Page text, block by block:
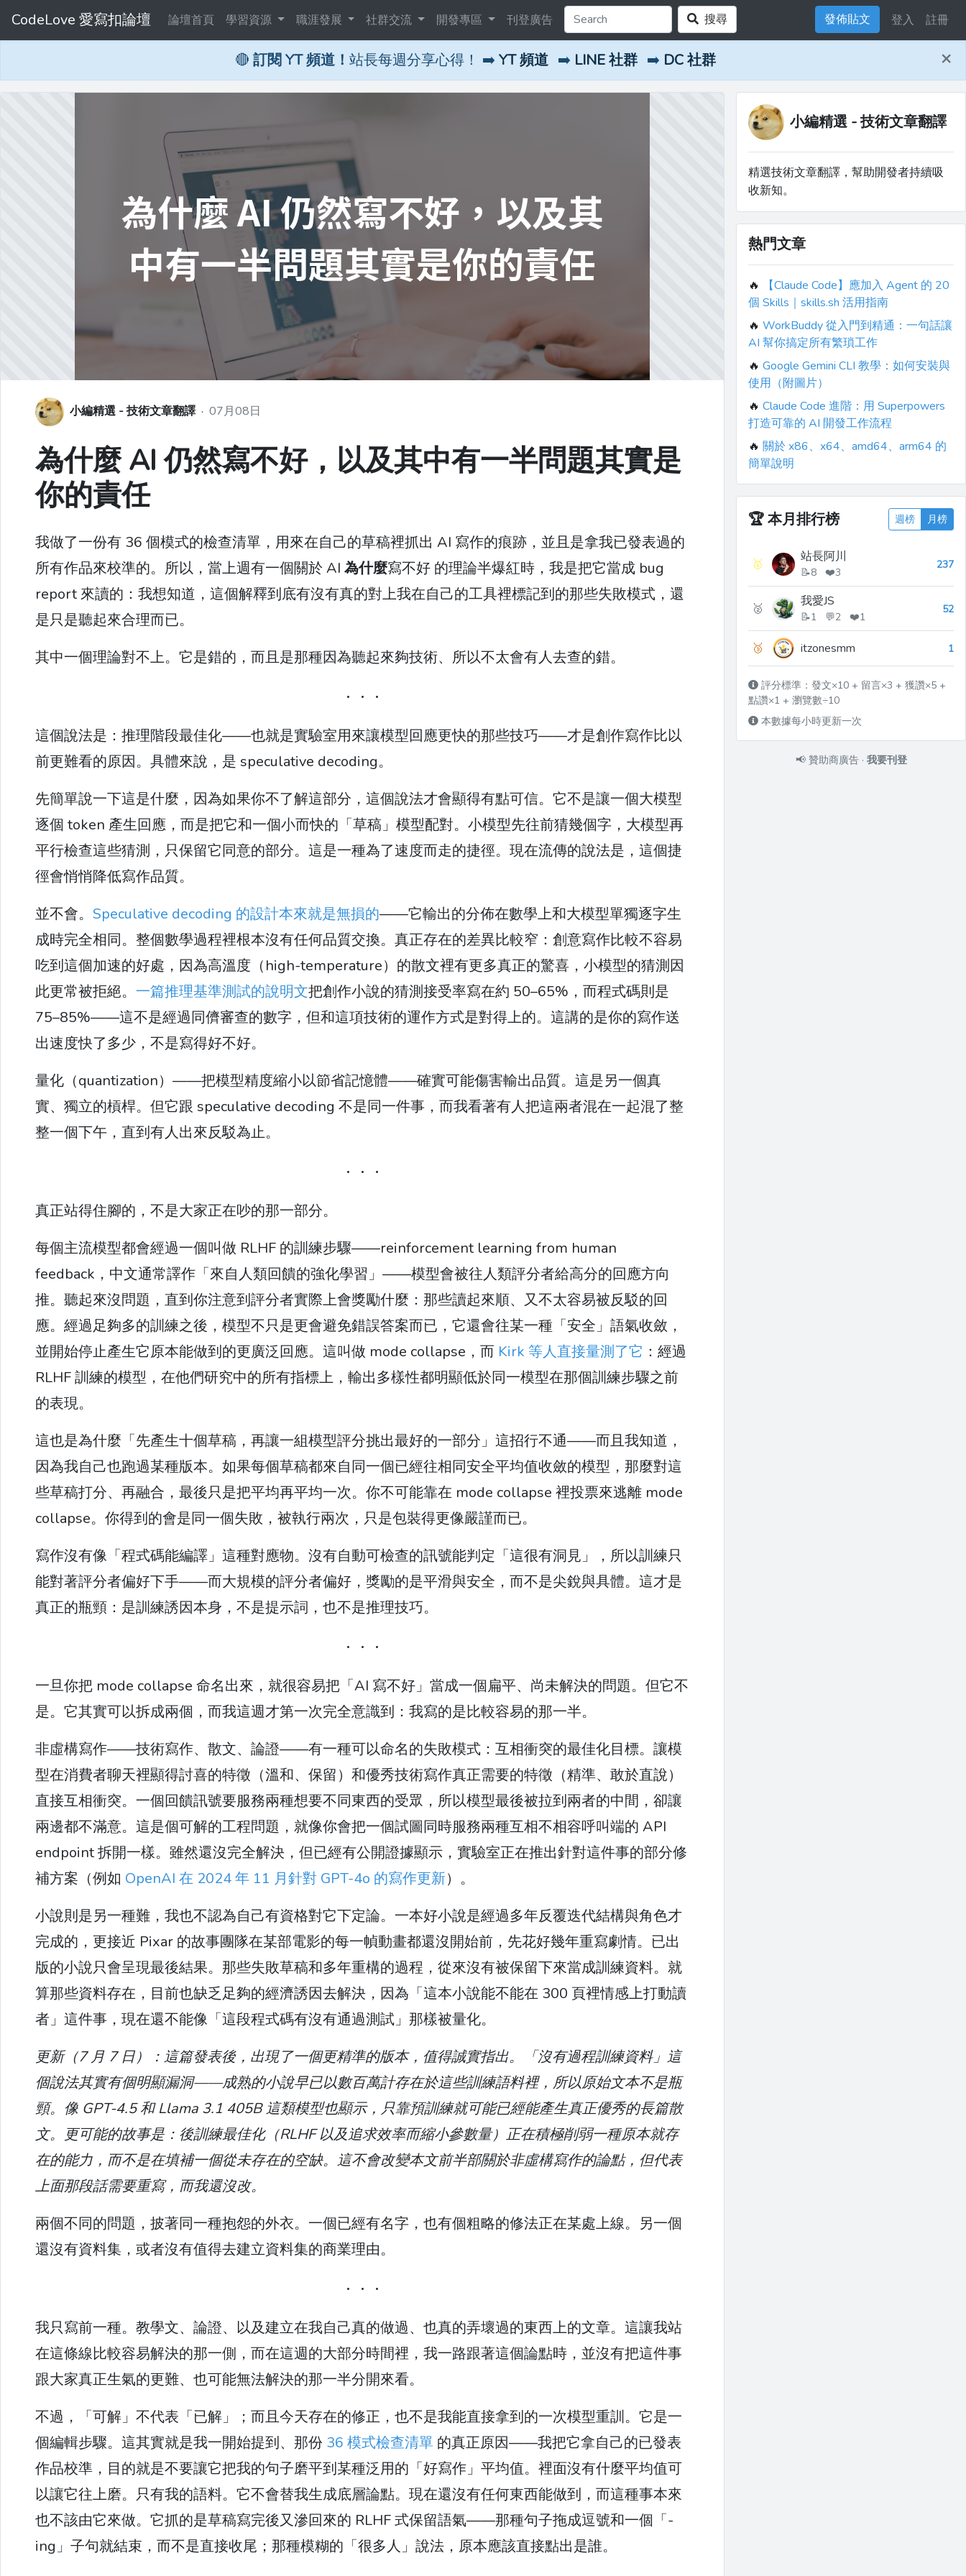
CodeLove 愛寫扣論壇 論壇首頁 學習資源 職涯發展 社群交流 開發專區 刊登廣告 搜尋 發佈貼文 登入 註冊
🔴 訂閱 YT 頻道！ 站長每週分享心得！ ➡️ YT 頻道 ➡️ LINE 社群 ➡️ DC 社群 ×
小編精選 - 技術文章翻譯 · 07月08日
為什麼 AI 仍然寫不好，以及其中有一半問題其實是
你的責任
我做了一份有 36 個模式的檢查清單，用來在自己的草稿裡抓出 AI 寫作的痕跡，並且是拿我已發表過的
所有作品來校準的。所以，當上週有一個關於 AI 為什麼寫不好 的理論半爆紅時，我是把它當成 bug
report 來讀的：我想知道，這個解釋到底有沒有真的對上我在自己的工具裡標記到的那些失敗模式，還
是只是聽起來合理而已。
其中一個理論對不上。它是錯的，而且是那種因為聽起來夠技術、所以不太會有人去查的錯。
這個說法是：推理階段最佳化——也就是實驗室用來讓模型回應更快的那些技巧——才是創作寫作比以
前更難看的原因。具體來說，是 speculative decoding。
先簡單說一下這是什麼，因為如果你不了解這部分，這個說法才會顯得有點可信。它不是讓一個大模型
逐個 token 產生回應，而是把它和一個小而快的「草稿」模型配對。小模型先往前猜幾個字，大模型再
平行檢查這些猜測，只保留它同意的部分。這是一種為了速度而走的捷徑。現在流傳的說法是，這個捷
徑會悄悄降低寫作品質。
並不會。 Speculative decoding 的設計本來就是無損的——它輸出的分佈在數學上和大模型單獨逐字生
成時完全相同。整個數學過程裡根本沒有任何品質交換。真正存在的差異比較窄：創意寫作比較不容易
吃到這個加速的好處，因為高溫度（high-temperature）的散文裡有更多真正的驚喜，小模型的猜測因
此更常被拒絕。 一篇推理基準測試的說明文把創作小說的猜測接受率寫在約 50–65%，而程式碼則是
75–85%——這不是經過同儕審查的數字，但和這項技術的運作方式是對得上的。這講的是你的寫作送
出速度快了多少，不是寫得好不好。
量化（quantization）——把模型精度縮小以節省記憶體——確實可能傷害輸出品質。這是另一個真
實、獨立的槓桿。但它跟 speculative decoding 不是同一件事，而我看著有人把這兩者混在一起混了整
整一個下午，直到有人出來反駁為止。
真正站得住腳的，不是大家正在吵的那一部分。
每個主流模型都會經過一個叫做 RLHF 的訓練步驟——reinforcement learning from human
feedback，中文通常譯作「來自人類回饋的強化學習」——模型會被往人類評分者給高分的回應方向
推。聽起來沒問題，直到你注意到評分者實際上會獎勵什麼：那些讀起來順、又不太容易被反駁的回
應。經過足夠多的訓練之後，模型不只是更會避免錯誤答案而已，它還會往某一種「安全」語氣收斂，
並開始停止產生它原本能做到的更廣泛回應。這叫做 mode collapse，而 Kirk 等人直接量測了它 ：經過
RLHF 訓練的模型，在他們研究中的所有指標上，輸出多樣性都明顯低於同一模型在那個訓練步驟之前
的表現。
這也是為什麼「先產生十個草稿，再讓一組模型評分挑出最好的一部分」這招行不通——而且我知道，
因為我自己也跑過某種版本。如果每個草稿都來自同一個已經往相同安全平均值收斂的模型，那麼對這
些草稿打分、再融合，最後只是把平均再平均一次。你不可能靠在 mode collapse 裡投票來逃離 mode
collapse。你得到的會是同一個失敗，被執行兩次，只是包裝得更像嚴謹而已。
寫作沒有像「程式碼能編譯」這種對應物。沒有自動可檢查的訊號能判定「這很有洞見」，所以訓練只
能對著評分者偏好下手——而大規模的評分者偏好，獎勵的是平滑與安全，而不是尖銳與具體。這才是
真正的瓶頸：是訓練誘因本身，不是提示詞，也不是推理技巧。
一旦你把 mode collapse 命名出來，就很容易把「AI 寫不好」當成一個扁平、尚未解決的問題。但它不
是。它其實可以拆成兩個，而我這週才第一次完全意識到：我寫的是比較容易的那一半。
非虛構寫作——技術寫作、散文、論證——有一種可以命名的失敗模式：互相衝突的最佳化目標。讓模
型在消費者聊天裡顯得討喜的特徵（溫和、保留）和優秀技術寫作真正需要的特徵（精準、敢於直說）
直接互相衝突。一個回饋訊號要服務兩種想要不同東西的受眾，所以模型最後被拉到兩者的中間，卻讓
兩邊都不滿意。這是個可解的工程問題，就像你會把一個試圖同時服務兩種互相不相容呼叫端的 API
endpoint 拆開一樣。雖然還沒完全解決，但已經有公開證據顯示，實驗室正在推出針對這件事的部分修
補方案（例如 OpenAI 在 2024 年 11 月針對 GPT-4o 的寫作更新）。
小說則是另一種難，我也不認為自己有資格對它下定論。一本好小說是經過多年反覆迭代結構與角色才
完成的，更接近 Pixar 的故事團隊在某部電影的每一幀動畫都還沒開始前，先花好幾年重寫劇情。已出
版的小說只會呈現最後結果。那些失敗草稿和多年重構的過程，從來沒有被保留下來當成訓練資料。就
算那些資料存在，目前也缺乏足夠的經濟誘因去解決，因為「這本小說能不能在 300 頁裡情感上打動讀
者」這件事，現在還不能像「這段程式碼有沒有通過測試」那樣被量化。
更新（7 月 7 日）：這篇發表後，出現了一個更精準的版本，值得誠實指出。「沒有過程訓練資料」這
個說法其實有個明顯漏洞——成熟的小說早已以數百萬計存在於這些訓練語料裡，所以原始文本不是瓶
頸。像 GPT-4.5 和 Llama 3.1 405B 這類模型也顯示，只靠預訓練就可能已經能產生真正優秀的長篇散
文。更可能的故事是：後訓練最佳化（RLHF 以及追求效率而縮小參數量）正在積極削弱一種原本就存
在的能力，而不是在填補一個從未存在的空缺。這不會改變本文前半部關於非虛構寫作的論點，但代表
上面那段話需要重寫，而我還沒改。
兩個不同的問題，披著同一種抱怨的外衣。一個已經有名字，也有個粗略的修法正在某處上線。另一個
還沒有資料集，或者沒有值得去建立資料集的商業理由。
我只寫前一種。教學文、論證、以及建立在我自己真的做過、也真的弄壞過的東西上的文章。這讓我站
在這條線比較容易解決的那一側，而在這週的大部分時間裡，我一路跟著這個論點時，並沒有把這件事
跟大家真正生氣的更難、也可能無法解決的那一半分開來看。
不過，「可解」不代表「已解」；而且今天存在的修正，也不是我能直接拿到的一次模型重訓。它是一
個編輯步驟。這其實就是我一開始提到、那份 36 模式檢查清單 的真正原因——我把它拿自己的已發表
作品校準，目的就是不要讓它把我的句子磨平到某種泛用的「好寫作」平均值。裡面沒有什麼平均值可
以讓它往上磨。只有我的語料。它不會替我生成底層論點。現在還沒有任何東西能做到，而這種事本來
也不該由它來做。它抓的是草稿寫完後又滲回來的 RLHF 式保留語氣——那種句子拖成逗號和一個「-
ing」子句就結束，而不是直接收尾；那種模糊的「很多人」說法，原本應該直接點出是誰。
小編精選 - 技術文章翻譯
精選技術文章翻譯，幫助開發者持續吸
收新知。
熱門文章
🔥
【Claude Code】應加入 Agent 的 20
個 Skills｜skills.sh 活用指南
🔥 WorkBuddy 從入門到精通：一句話讓
AI 幫你搞定所有繁瑣工作
🔥 Google Gemini CLI 教學：如何安裝與
使用（附圖片）
🔥 Claude Code 進階：用 Superpowers
打造可靠的 AI 開發工作流程
🔥 關於 x86、x64、amd64、arm64 的
簡單說明
🏆本月排行榜 週榜 月榜
🥇 站長阿川
📝8 ❤️3
237
🥈 我愛JS
📝1 💬2 ❤️1
52
🥉 itzonesmm 1
評分標準：發文×10 + 留言×3 + 獲讚×5 +
點讚×1 + 瀏覽數÷10
本數據每小時更新一次
📢 贊助商廣告 · 我要刊登